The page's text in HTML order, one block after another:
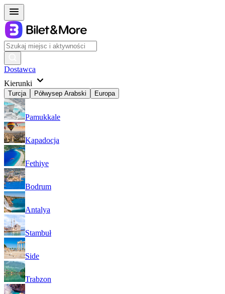
Dostawca
Kierunki
Turcja Półwysep Arabski Europa
Pamukkale
Kapadocja
Fethiye
Bodrum
Antalya
Stambuł
Side
Trabzon